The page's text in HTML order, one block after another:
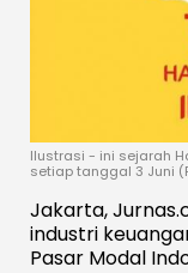
Ilustrasi - ini sejarah
setiap tanggal 3 Juni
Jakarta,
industri
Pasar Modal